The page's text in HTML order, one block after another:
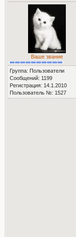
Ваше звание
Группа: Пользователи
Сообщений: 1199
Регистрация: 14.1.2010
Пользователь №: 1527